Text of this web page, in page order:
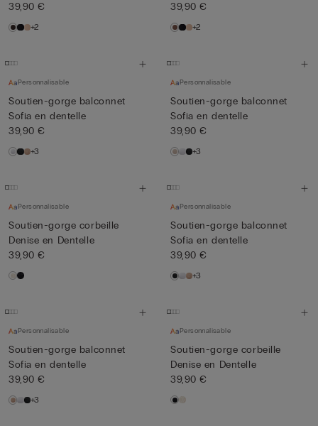
39,90 €
+2
39,90 €
+2
Personnalisable
Soutien-gorge balconnet
Sofia en dentelle
39,90 €
+3
Personnalisable
Soutien-gorge balconnet
Sofia en dentelle
39,90 €
+3
Personnalisable
Soutien-gorge corbeille
Denise en Dentelle
39,90 €
Personnalisable
Soutien-gorge balconnet
Sofia en dentelle
39,90 €
+3
Personnalisable
Soutien-gorge balconnet
Sofia en dentelle
39,90 €
+3
Personnalisable
Soutien-gorge corbeille
Denise en Dentelle
39,90 €